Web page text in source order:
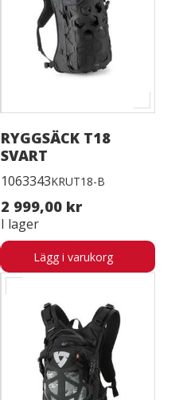
RYGGSÄCK T18
SVART
1063343KRUT18-B
2 999,00 kr
I lager
Lägg i varukorg